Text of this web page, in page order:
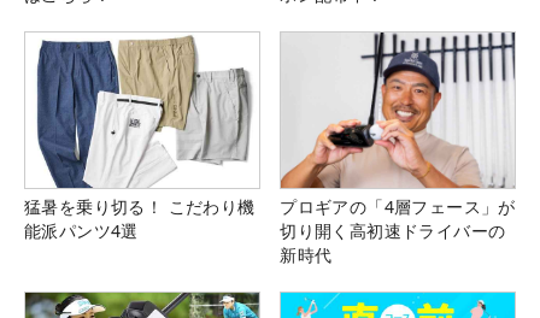
猛暑を乗り切る！ こだわり機
能派パンツ4選
プロギアの「4層フェース」が
切り開く高初速ドライバーの
新時代